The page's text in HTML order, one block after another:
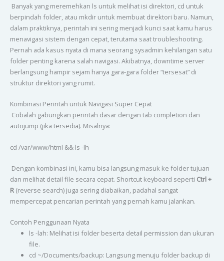
Banyak yang meremehkan ls untuk melihat isi direktori, cd untuk
berpindah folder, atau mkdir untuk membuat direktori baru. Namun,
dalam praktiknya, perintah ini sering menjadi kunci saat kamu harus
menavigasi sistem dengan cepat, terutama saat troubleshooting.
Pernah ada kasus nyata di mana seorang sysadmin kehilangan satu
folder penting karena salah navigasi. Akibatnya, downtime server
berlangsung hampir sejam hanya gara-gara folder “tersesat” di
struktur direktori yang rumit.
Kombinasi Perintah untuk Navigasi Super Cepat
Cobalah gabungkan perintah dasar dengan tab completion dan
autojump (jika tersedia). Misalnya:
cd /var/www/html && ls -lh
Dengan kombinasi ini, kamu bisa langsung masuk ke folder tujuan
dan melihat detail file secara cepat. Shortcut keyboard seperti Ctrl +
R(reverse search) juga sering diabaikan, padahal sangat
mempercepat pencarian perintah yang pernah kamu jalankan.
Contoh Penggunaan Nyata
ls -lah: Melihat isi folder beserta detail permission dan ukuran
file.
cd ~/Documents/backup: Langsung menuju folder backup di